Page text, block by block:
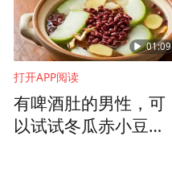
01:09
打开APP阅读
有啤酒肚的男性，可
以试试冬瓜赤小豆化